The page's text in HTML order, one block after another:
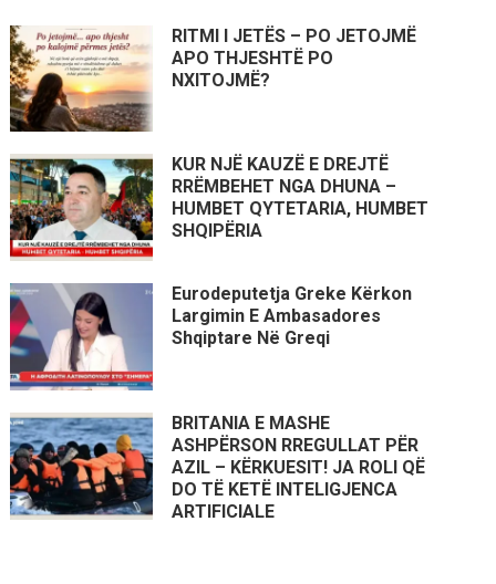
RITMI I JETËS – PO JETOJMË
APO THJESHTË PO
NXITOJMË?
KUR NJË KAUZË E DREJTË
RRËMBEHET NGA DHUNA –
HUMBET QYTETARIA, HUMBET
SHQIPËRIA
Eurodeputetja Greke Kërkon
Largimin E Ambasadores
Shqiptare Në Greqi
BRITANIA E MASHE
ASHPËRSON RREGULLAT PËR
AZIL – KËRKUESIT! JA ROLI QË
DO TË KETË INTELIGJENCA
ARTIFICIALE